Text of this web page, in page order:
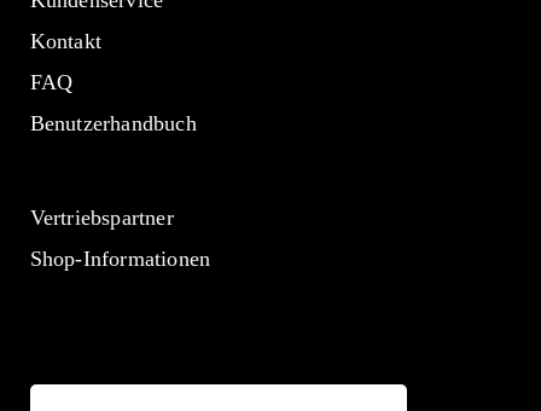
Kontakt
FAQ
Benutzerhandbuch
Vertriebspartner
Shop-Informationen